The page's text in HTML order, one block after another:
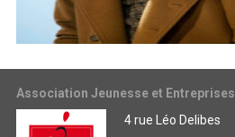
Association Jeunesse et Entreprises
4 rue Léo Delibes